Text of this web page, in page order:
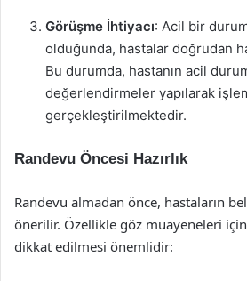
Görüşme İhtiyacı: Acil bir
olduğunda, hastalar doğrudan
Bu durumda, hastanın acil
değerlendirmeler yapılarak
gerçekleştirilmektedir.
Randevu Öncesi Hazırlık
Randevu almadan önce, hastaların
önerilir. Özellikle göz muayeneleri
dikkat edilmesi önemlidir: